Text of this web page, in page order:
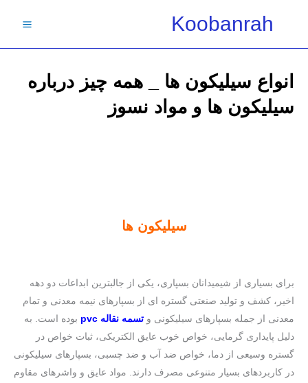
Koobanrah
انواع سیلیکون ها _ همه چیز درباره
سیلیکون ها و مواد نسوز
سیلیکون ها
برای بسیاری از شیمیدانان بسپاری، یکی از جالبترین ابداعات دو دهه
اخیر، کشف و تولید صنعتی گستره ای از بسپارهای نیمه معدنی و تمام
معدنی از جمله بسپارهای سیلیکونی و تسمه نقاله pvc
بوده است. به
دلیل پایداری گرمایی، خواص خوب عایق الکتریکی، ثبات خواص در
گستره وسیعی از دما، خواص ضد آب و ضد چسبی، بسپارهای سیلیکونی
در کاربردهای بسیار متنوعی مصرف دارند. مواد عایق و واشرهای مقاوم